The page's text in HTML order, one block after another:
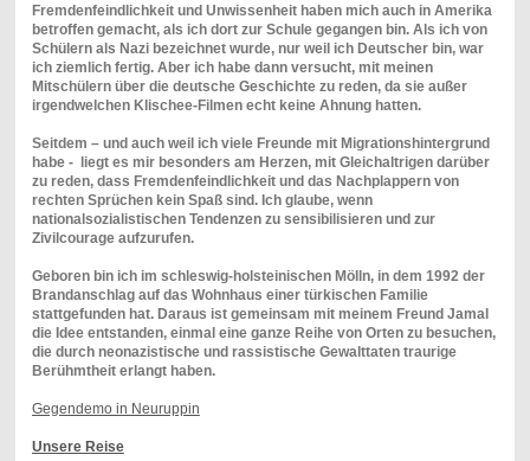
Fremdenfeindlichkeit und Unwissenheit haben mich auch in Amerika
betroffen gemacht, als ich dort zur Schule gegangen bin. Als ich von
Schülern als Nazi bezeichnet wurde, nur weil ich Deutscher bin, war
ich ziemlich fertig. Aber ich habe dann versucht, mit meinen
Mitschülern über die deutsche Geschichte zu reden, da sie außer
irgendwelchen Klischee-Filmen echt keine Ahnung hatten.
Seitdem – und auch weil ich viele Freunde mit Migrationshintergrund
habe - liegt es mir besonders am Herzen, mit Gleichaltrigen darüber
zu reden, dass Fremdenfeindlichkeit und das Nachplappern von
rechten Sprüchen kein Spaß sind. Ich glaube, wenn
nationalsozialistischen Tendenzen zu sensibilisieren und zur
Zivilcourage aufzurufen.
Geboren bin ich im schleswig-holsteinischen Mölln, in dem 1992 der
Brandanschlag auf das Wohnhaus einer türkischen Familie
stattgefunden hat. Daraus ist gemeinsam mit meinem Freund Jamal
die Idee entstanden, einmal eine ganze Reihe von Orten zu besuchen,
die durch neonazistische und rassistische Gewalttaten traurige
Berühmtheit erlangt haben.
Gegendemo in Neuruppin
Unsere Reise